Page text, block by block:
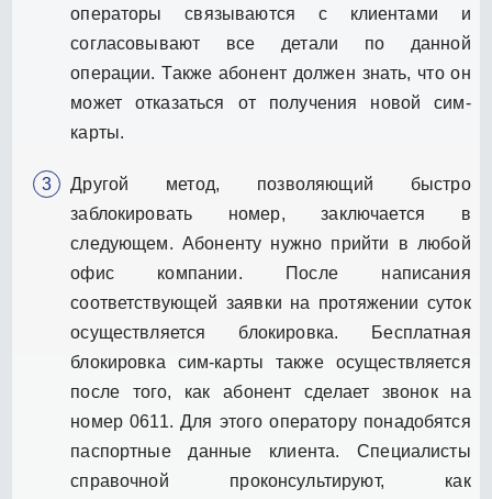
операторы связываются с клиентами и
согласовывают все детали по данной
операции. Также абонент должен знать, что он
может отказаться от получения новой сим-
карты.
Другой метод, позволяющий быстро
заблокировать номер, заключается в
следующем. Абоненту нужно прийти в любой
офис компании. После написания
соответствующей заявки на протяжении суток
осуществляется блокировка. Бесплатная
блокировка сим-карты также осуществляется
после того, как абонент сделает звонок на
номер 0611. Для этого оператору понадобятся
паспортные данные клиента. Специалисты
справочной проконсультируют, как